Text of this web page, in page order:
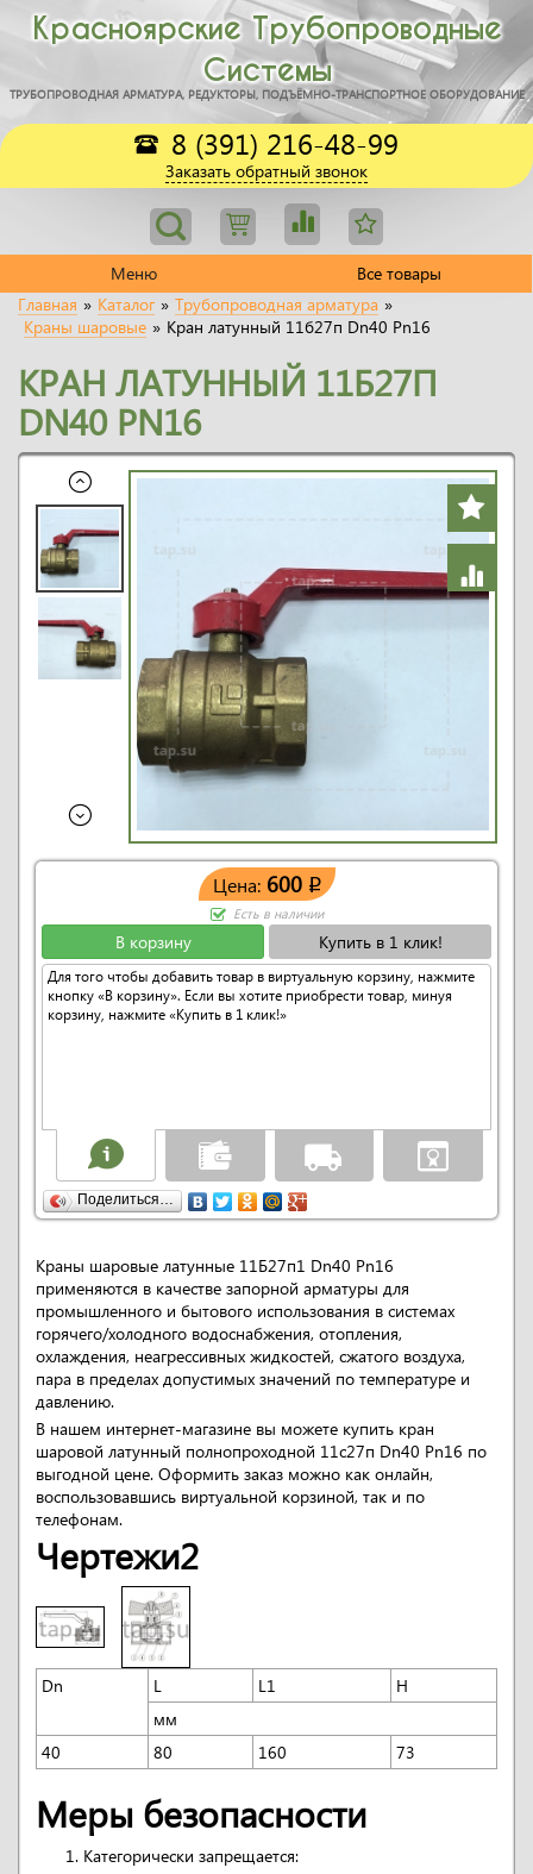
Красноярские Трубопроводные
Системы
ТРУБОПРОВОДНАЯ АРМАТУРА, РЕДУКТОРЫ, ПОДЪЁМНО-ТРАНСПОРТНОЕ ОБОРУДОВАНИЕ
8 (391) 216-48-99
Заказать обратный звонок
Меню
Все товары
Главная » Каталог » Трубопроводная арматура »
Краны шаровые » Кран латунный 11б27п Dn40 Pn16
КРАН ЛАТУННЫЙ 11Б27П
DN40 PN16
Цена: 600 q
Есть в наличии
В корзину Купить в 1 клик!
Для того чтобы добавить товар в виртуальную корзину, нажмите
кнопку «В корзину». Если вы хотите приобрести товар, минуя
корзину, нажмите «Купить в 1 клик!»
Поделиться…
Краны шаровые латунные 11Б27п1 Dn40 Pn16
применяются в качестве запорной арматуры для
промышленного и бытового использования в системах
горячего/холодного водоснабжения, отопления,
охлаждения, неагрессивных жидкостей, сжатого воздуха,
пара в пределах допустимых значений по температуре и
давлению.
В нашем интернет-магазине вы можете купить кран
шаровой латунный полнопроходной 11с27п Dn40 Pn16 по
выгодной цене. Оформить заказ можно как онлайн,
воспользовавшись виртуальной корзиной, так и по
телефонам.
Чертежи2
Dn L L1
H
мм
40
80 160 73
Меры безопасности
Категорически запрещается: